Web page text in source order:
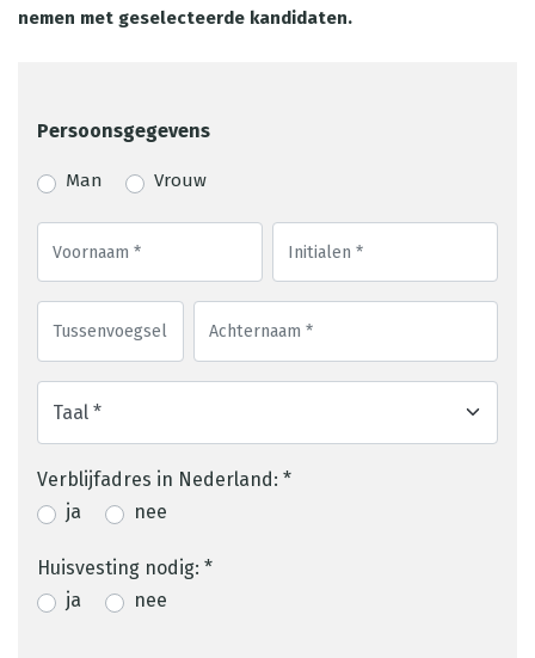
nemen met geselecteerde kandidaten.
Persoonsgegevens
Man Vrouw
Verblijfadres in Nederland: *
ja
nee
Huisvesting nodig: *
ja
nee